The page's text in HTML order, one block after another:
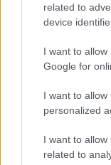
related to
device
I want to
Google for
I want to
personalized
I want to
related to
Opozorilo:Po
posameznik
sovraštva, nasilja
rasističnimi,
odstranjeni.
Failed to fetch